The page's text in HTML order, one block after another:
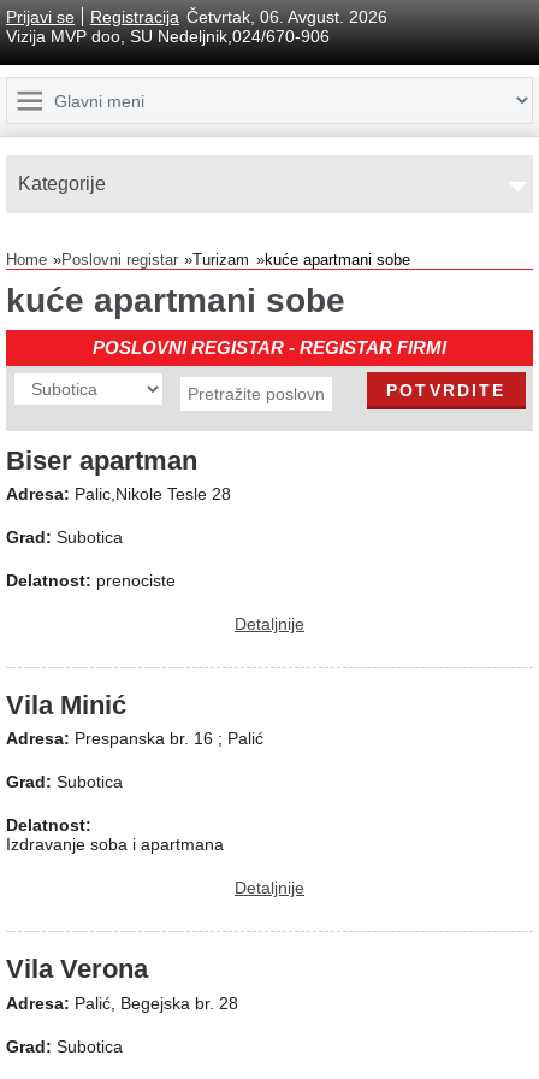
Prijavi se Registracija Četvrtak, 06. Avgust. 2026
Vizija MVP doo, SU Nedeljnik,024/670-906
Home Poslovni registar Turizam kuće apartmani sobe
kuće apartmani sobe
POSLOVNI REGISTAR - REGISTAR FIRMI
Biser apartman
Adresa: Palic,Nikole Tesle 28
Grad: Subotica
Delatnost: prenociste
Detaljnije
Vila Minić
Adresa: Prespanska br. 16 ; Palić
Grad: Subotica
Delatnost:
Izdravanje soba i apartmana
Detaljnije
Vila Verona
Adresa: Palić, Begejska br. 28
Grad: Subotica
Kаtegorije